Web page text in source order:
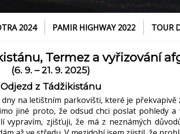
2024 PAMIR HIGHWAY 2022
TOUR
Termez a vyřizování
(6. 9. – 21. 9. 2025)
Odjezd z Tádžikistánu
na letištním parkovišti, které je překvapivě
jiné proto, že odsud chci poslat pohledy
vypravím, zjišťuji, že má z neznámých